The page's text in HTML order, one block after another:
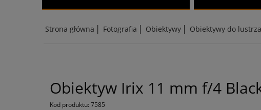
Strona główna | Fotografia | Obiektywy | Obiektywy do
Obiektyw Irix 11 mm f/4
Kod produktu: 7585